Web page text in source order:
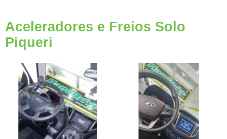
Aceleradores e Freios Solo
Piqueri